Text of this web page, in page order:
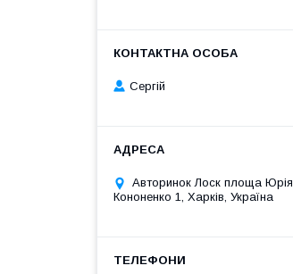
Сергій
Авторинок Лоск площа Юрія
Кононенко 1, Харків, Україна